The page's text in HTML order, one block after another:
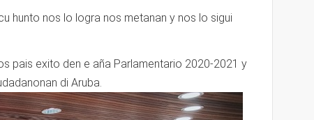
hunto nos lo logra nos metanan y nos lo sigui
pais exito den e aña Parlamentario 2020-2021 y
di Aruba.